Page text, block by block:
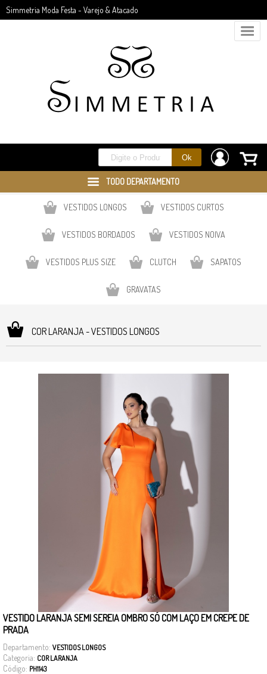
Simmetria Moda Festa - Varejo & Atacado
TODO DEPARTAMENTO
VESTIDOS LONGOS VESTIDOS CURTOS
VESTIDOS BORDADOS VESTIDOS NOIVA
VESTIDOS PLUS SIZE CLUTCH SAPATOS
GRAVATAS
COR LARANJA - VESTIDOS LONGOS
VESTIDO LARANJA SEMI SEREIA OMBRO SÓ COM LAÇO EM CREPE DE
PRADA
Departamento: VESTIDOS LONGOS
Categoria: COR LARANJA
Código: PH1143